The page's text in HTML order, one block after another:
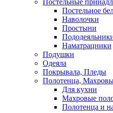
Постельные
Постельное
Наволочки
Простыни
Наматрацники
Подушки
Одеяла
Покрывала, Пледы
Полотенца,
Для кухни
Махровые
Полотенца и